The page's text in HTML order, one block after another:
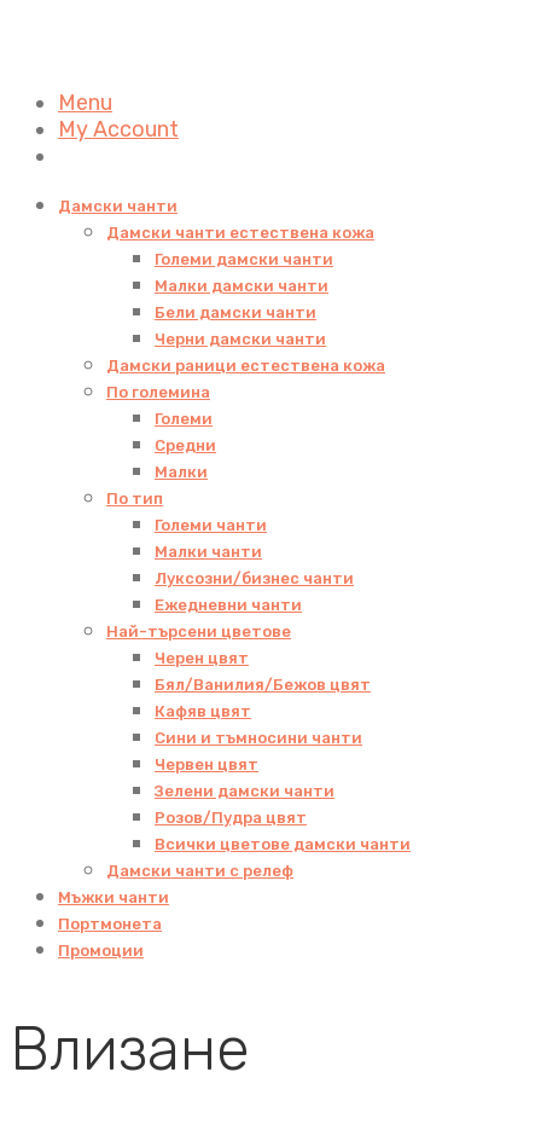
Menu
My Account
Дамски чанти
Дамски чанти естествена кожа
Големи дамски чанти
Малки дамски чанти
Бели дамски чанти
Черни дамски чанти
Дамски раници естествена кожа
По големина
Големи
Средни
Малки
По тип
Големи чанти
Малки чанти
Луксозни/бизнес чанти
Ежедневни чанти
Най-търсени цветове
Черен цвят
Бял/Ванилия/Бежов цвят
Кафяв цвят
Сини и тъмносини чанти
Червен цвят
Зелени дамски чанти
Розов/Пудра цвят
Всички цветове дамски чанти
Дамски чанти с релеф
Мъжки чанти
Портмонета
Промоции
Влизане